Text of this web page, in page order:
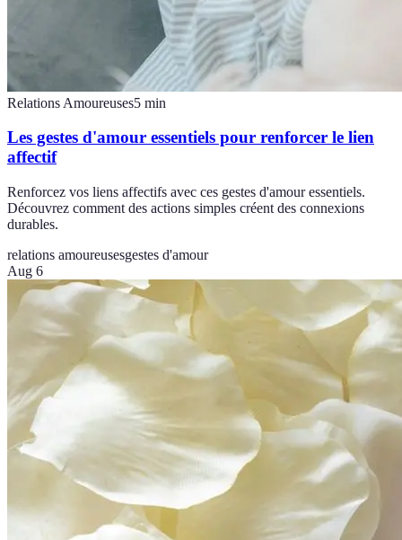
Relations Amoureuses5 min
Les gestes d'amour essentiels pour renforcer le lien
affectif
Renforcez vos liens affectifs avec ces gestes d'amour essentiels.
Découvrez comment des actions simples créent des connexions
durables.
relations amoureusesgestes d'amour
Aug 6